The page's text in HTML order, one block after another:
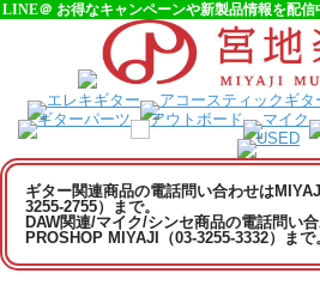
LINE＠ お得なキャンペーンや新製品情報を配
ギター関連商品の電話問い合わせは
3255-2755）まで。
DAW関連/マイク/シンセ商品の電話問い
PROSHOP MIYAJI（03-3255-3332）まで